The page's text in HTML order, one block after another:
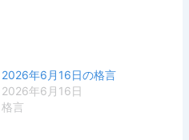
2026年6月16日の格言
2026年6月16日
格言